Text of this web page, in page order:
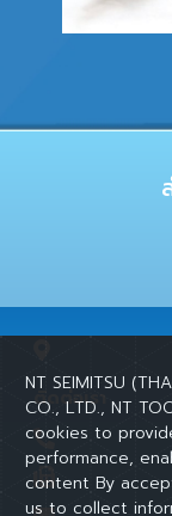
ติดต่อเรา
NT SEIMITSU
CO., LTD., NT
cookies to
performance,
content By
us to collect